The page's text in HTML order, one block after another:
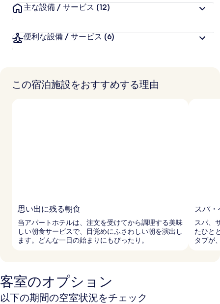
主な設備 / サービス (12)
便利な設備 / サービス (6)
この宿泊施設をおすすめする理由
思い出に残る朝食
当アパートホテルは、注文を受けてから調理する美味
しい朝食サービスで、目覚めにふさわしい朝を演出し
ます。どんな一日の始まりにもぴったり。
スパ
スパ、
たひと
タブが
客室のオプション
以下の期間の空室状況をチェック